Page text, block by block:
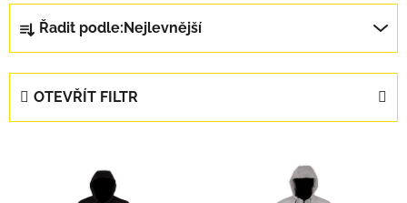
Řazení produktů
Řadit podle: Nejlevnější
OTEVŘÍT FILTR